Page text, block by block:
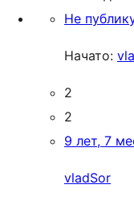
Не
Начато:
2
2
9 лет, 7
vladSor